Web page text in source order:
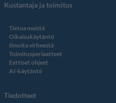
Kustantaja ja toimitus
Tietoa meistä
Oikaisukäytäntö
Ilmoita virheestä
Toimitusperiaatteet
Eettiset ohjeet
AI-käytäntö
Tiedotteet